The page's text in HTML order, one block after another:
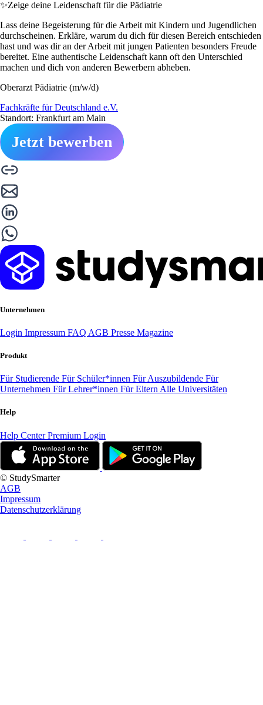
✨Zeige deine Leidenschaft für die Pädiatrie
Lass deine Begeisterung für die Arbeit mit Kindern und Jugendlichen
durchscheinen. Erkläre, warum du dich für diesen Bereich entschieden
hast und was dir an der Arbeit mit jungen Patienten besonders Freude
bereitet. Eine authentische Leidenschaft kann oft den Unterschied
machen und dich von anderen Bewerbern abheben.
Oberarzt Pädiatrie (m/w/d)
Fachkräfte für Deutschland e.V.
Standort: Frankfurt am Main
Jetzt bewerben
Unternehmen
Login Impressum FAQ AGB Presse Magazine
Produkt
Für Studierende Für Schüler*innen Für Auszubildende Für
Unternehmen Für Lehrer*innen Für Eltern Alle Universitäten
Help
Help CenterPremium Login
© StudySmarter
AGB
Impressum
Datenschutzerklärung